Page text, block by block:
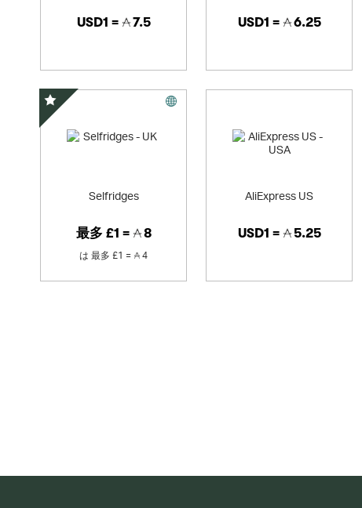
USD1 = 7.5 USD1 = 6.25
Selfridges
最多 £1 = 8
は 最多 £1 = 4
スペシャルオファー
AliExpress US
USD1 = 5.25